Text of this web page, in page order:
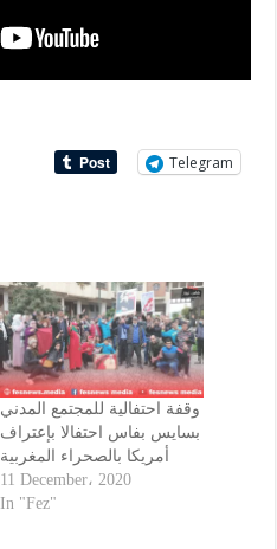
Telegram
وقفة احتفالية للمجتمع المدني
بسايس بفاس احتفالا بإعتراف
أمريكا بالصحراء المغربية
11 December، 2020
In "Fez"